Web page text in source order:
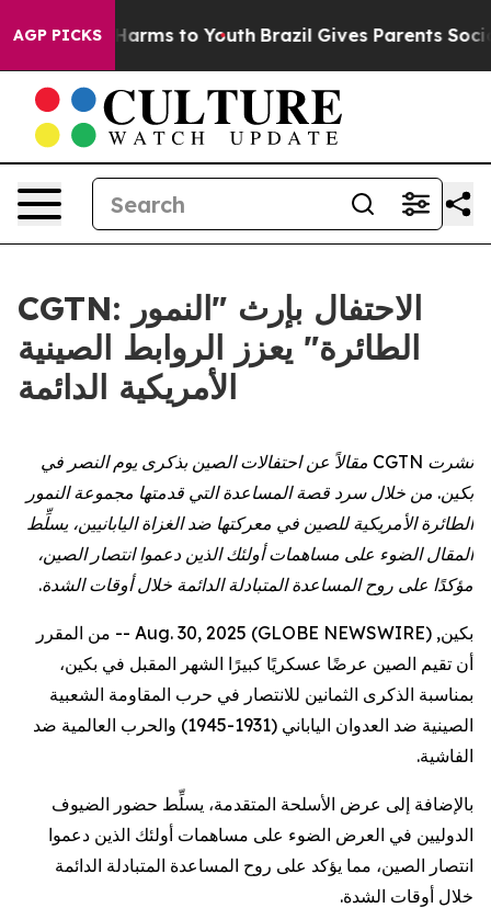
AGP PICKS
Abate Harms to Youth Brazil Gives Parents Social
CGTN: الاحتفال بإرث "النمور
الطائرة" يعزز الروابط الصينية
الأمريكية الدائمة
نشرت CGTN مقالاً عن احتفالات الصين بذكرى يوم النصر في
بكين. من خلال سرد قصة المساعدة التي قدمتها مجموعة النمور
الطائرة الأمريكية للصين في معركتها ضد الغزاة اليابانيين، يسلِّط
المقال الضوء على مساهمات أولئك الذين دعموا انتصار الصين،
مؤكدًا على روح المساعدة المتبادلة الدائمة خلال أوقات الشدة.
بكين, Aug. 30, 2025 (GLOBE NEWSWIRE) -- من المقرر
أن تقيم الصين عرضًا عسكريًا كبيرًا الشهر المقبل في بكين،
بمناسبة الذكرى الثمانين للانتصار في حرب المقاومة الشعبية
الصينية ضد العدوان الياباني (1931-1945) والحرب العالمية ضد
الفاشية.
بالإضافة إلى عرض الأسلحة المتقدمة، يسلِّط حضور الضيوف
الدوليين في العرض الضوء على مساهمات أولئك الذين دعموا
انتصار الصين، مما يؤكد على روح المساعدة المتبادلة الدائمة
خلال أوقات الشدة.